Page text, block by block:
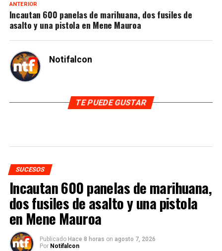
ANTERIOR
Incautan 600 panelas de marihuana, dos fusiles de
asalto y una pistola en Mene Mauroa
Notifalcon
TE PUEDE GUSTAR
SUCESOS
Incautan 600 panelas de marihuana,
dos fusiles de asalto y una pistola
en Mene Mauroa
Publicado Hace 8 horas on agosto 7, 2026
Por Notifalcon